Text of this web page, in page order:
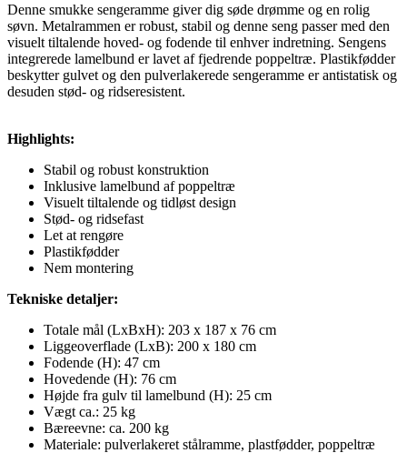
Denne smukke sengeramme giver dig søde drømme og en rolig
søvn. Metalrammen er robust, stabil og denne seng passer med den
visuelt tiltalende hoved- og fodende til enhver indretning. Sengens
integrerede lamelbund er lavet af fjedrende poppeltræ. Plastikfødder
beskytter gulvet og den pulverlakerede sengeramme er antistatisk og
desuden stød- og ridseresistent.
Highlights:
Stabil og robust konstruktion
Inklusive lamelbund af poppeltræ
Visuelt tiltalende og tidløst design
Stød- og ridsefast
Let at rengøre
Plastikfødder
Nem montering
Tekniske detaljer:
Totale mål (LxBxH): 203 x 187 x 76 cm
Liggeoverflade (LxB): 200 x 180 cm
Fodende (H): 47 cm
Hovedende (H): 76 cm
Højde fra gulv til lamelbund (H): 25 cm
Vægt ca.: 25 kg
Bæreevne: ca. 200 kg
Materiale: pulverlakeret stålramme, plastfødder, poppeltræ